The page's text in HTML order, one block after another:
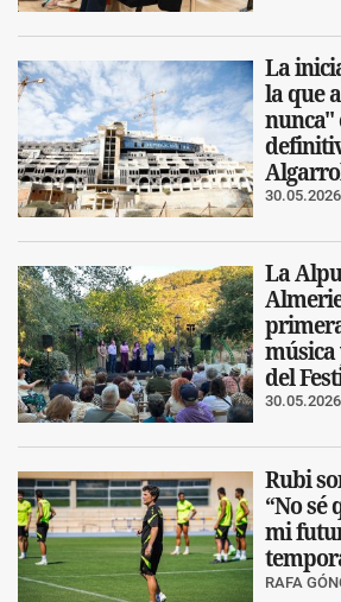
La
la que
nunca"
La
música
del
Rubi
“No sé
mi
RAFA